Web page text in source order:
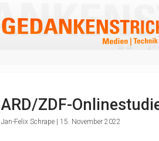
ARD/ZDF-
Jan-Felix Schrape | 15. November 2022